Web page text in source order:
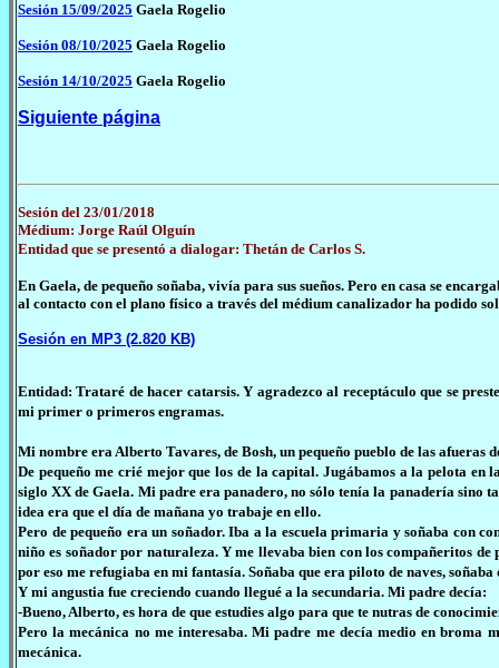
Sesión 15/09/2025 Gaela Rogelio
Sesión 08/10/2025 Gaela Rogelio
Sesión 14/10/2025 Gaela Rogelio
Siguiente página
Sesión del 23/01/2018
Médium: Jorge Raúl Olguín
Entidad que se presentó a dialogar: Thetán de Carlos S.
En Gaela, de pequeño soñaba, vivía para sus sueños. Pero en casa se
al contacto con el plano físico a través del médium canalizador ha podido
Sesión en MP3 (2.820 KB)
Entidad: Trataré de hacer catarsis. Y agradezco al receptáculo que se
mi primer o primeros engramas.
Mi nombre era Alberto Tavares, de Bosh, un pequeño pueblo de las afueras
De pequeño me crié mejor que los de la capital. Jugábamos a la pelota
siglo XX de Gaela. Mi padre era panadero, no sólo tenía la panadería sino
idea era que el día de mañana yo trabaje en ello.
Pero de pequeño era un soñador. Iba a la escuela primaria y soñaba con
niño es soñador por naturaleza. Y me llevaba bien con los compañeritos
por eso me refugiaba en mi fantasía. Soñaba que era piloto de naves,
Y mi angustia fue creciendo cuando llegué a la secundaria. Mi padre decía:
-Bueno, Alberto, es hora de que estudies algo para que te nutras de
Pero la mecánica no me interesaba. Mi padre me decía medio en broma
mecánica.